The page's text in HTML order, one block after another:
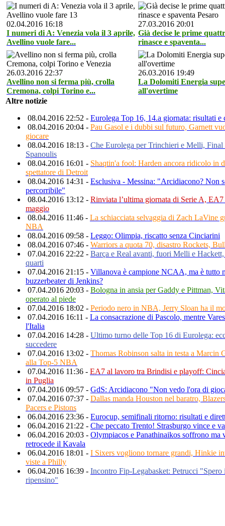
02.04.2016 16:18
I numeri di A: Venezia vola il 3 aprile,
Avellino vuole fare...
27.03.2016 20:01
Già decise le prime
rinasce e spaventa...
26.03.2016 22:37
Avellino non si ferma più, crolla
Cremona, colpi Torino e...
26.03.2016 19:49
La Dolomiti Energia
all'overtime
Altre notizie
08.04.2016 22:52 - Eurolega Top 16, 14.a giornata: risultati e
08.04.2016 20:04 - Pau Gasol e i dubbi sul futuro, Garnett
giocare
08.04.2016 18:13 - Che Eurolega per Trinchieri e Melli, Final
Spanoulis
08.04.2016 16:01 - Shaqtin'a fool: Harden ancora ridicolo in
spettatore di Detroit
08.04.2016 14:31 - Esclusiva - Messina: "Arcidiacono? Non
percorribile"
08.04.2016 13:12 - Rinviata l’ultima giornata di Serie A, EA7
maggio
08.04.2016 11:46 - La schiacciata selvaggia di Zach LaVine
NBA
08.04.2016 09:58 - Leggo: Olimpia, riscatto senza Cinciarini
08.04.2016 07:46 - Warriors a quota 70, disastro Rockets,
07.04.2016 22:22 - Barça e Real avanti, fuori Melli e
quarti
07.04.2016 21:15 - Villanova è campione NCAA, ma è tutto
buzzerbeater di Jenkins?
07.04.2016 20:03 - Bologna in ansia per Gaddy e Pittman,
operato al piede
07.04.2016 18:02 - Periodo nero in NBA, Jerry Sloan ha il
07.04.2016 16:11 - La consacrazione di Pascolo, mentre
l'Italia
07.04.2016 14:28 - Ultimo turno delle Top 16 di Eurolega:
succedere
07.04.2016 13:02 - Thomas Robinson salta in testa a Marcin
alla Top-5 NBA
07.04.2016 11:36 - EA7 al lavoro tra Brindisi e playoff:
in Puglia
07.04.2016 09:57 - GdS: Arcidiacono "Non vedo l'ora di
07.04.2016 07:37 - Dallas manda Houston nel baratro,
Pacers e Pistons
06.04.2016 23:36 - Eurocup, semifinali ritorno: risultati e
06.04.2016 21:22 - Che peccato Trento! Strasburgo vince e
06.04.2016 20:03 - Olympiacos e Panathinaikos soffrono ma
retrocede il Kavala
06.04.2016 18:01 - I Sixers vogliono tornare grandi, Hinkie
viste a Philly
06.04.2016 16:39 - Incontro Fip-Legabasket: Petrucci "Spero
ripensino"